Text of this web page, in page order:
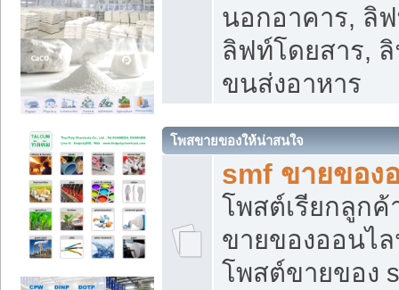
นอกอาคาร, ลิ
ลิฟท์โดยสาร,
ขนส่งอาหาร
โพสขายของให้น่าสนใจ
smf ขายของ
โพสต์เรียกลูกค้
ขายของออนไ
โพสต์ขายของ